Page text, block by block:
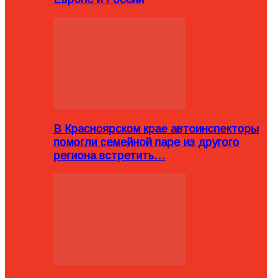
В Красноярском крае автоинспекторы
помогли семейной паре из другого
региона встретить…